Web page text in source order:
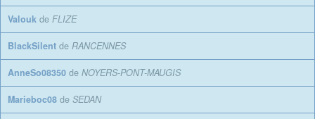
Valouk de FLIZE
BlackSilent de RANCENNES
AnneSo08350 de NOYERS-PONT-MAUGIS
Marieboc08 de SEDAN